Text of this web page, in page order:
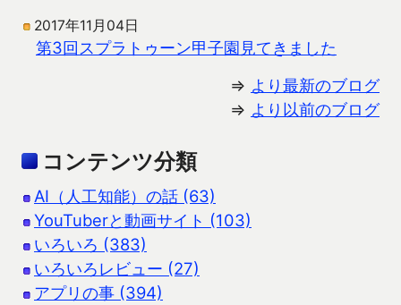
2017年11月04日
第3回スプラトゥーン甲子園見てきました
⇒ より最新のブログ
⇒ より以前のブログ
コンテンツ分類
AI（人工知能）の話 (63)
YouTuberと動画サイト (103)
いろいろ (383)
いろいろレビュー (27)
アプリの事 (394)